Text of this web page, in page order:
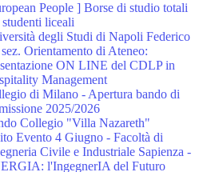
People ] Borse di studio totali
studenti liceali
degli Studi di Napoli Federico
Orientamento di Ateneo:
ON LINE del CDLP in
Management
di Milano - Apertura bando di
2025/2026
Collegio "Villa Nazareth"
Evento 4 Giugno - Facoltà di
Civile e Industriale Sapienza -
l'IngegnerIA del Futuro